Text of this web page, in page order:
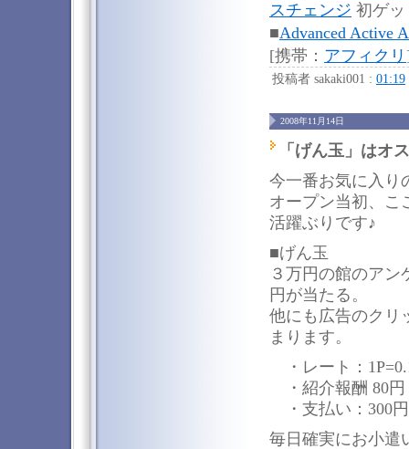
スチェンジ 初ゲ
■Advanced Active
[携帯： アフィクリ
投稿者 sakaki001 : 01:19
2008年11月14日
「げん玉」はオ
今一番お気に入り
オープン当初、こ
活躍ぶりです♪
■げん玉
３万円の館のアン
円が当たる。
他にも広告のクリ
まります。
・レート：
・紹介報酬 80円
・支払い：300
毎日確実にお小遣